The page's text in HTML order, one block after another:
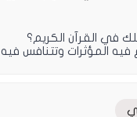
في القرآن الكريم؟
المؤثرات وتتنافس فيه